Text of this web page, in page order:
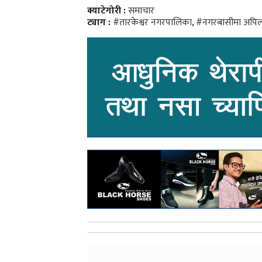
क्याटेगोरी :समाचार
ट्याग :#तारकेश्वर नगरपालिका,#नगरबासीमा